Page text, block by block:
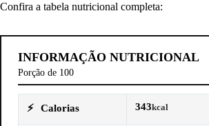
Confira a tabela nutricional completa:
INFORMAÇÃO NUTRICIONAL
Porção de 100
⚡ Calorias 343kcal